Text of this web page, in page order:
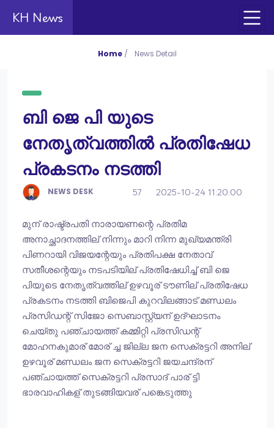
KH News
Home / News Detail
ബി ജെ പി യുടെ
നേതൃത്വത്തില്‍ പ്രതിഷേധ
പ്രകടനം നടത്തി
NEWS DESK 57 2025-10-24 11:20:00
മുന് രാഷ്ട്രപതി നാരായണന്റെ പ്രതിമ
അനാച്ഛാദനത്തില് നിന്നും മാറി നിന്ന മുഖ്യമന്ത്രി
പിണറായി വിജയന്റേയും പ്രതിപക്ഷ നേതാവ്
സതീശന്റെയും നടപടിയില് പ്രതിഷേധിച്ച് ബി ജെ
പിയുടെ നേതൃത്വത്തില് ഉഴവൂര് ടൗണില് പ്രതിഷേധ
പ്രകടനം നടത്തി ബിജെപി കുറവിലങ്ങാട് മണ്ഡലം
പ്രസിഡന്റ് സിജോ സെബാസ്റ്റ്യന് ഉദ്ഘാടനം
ചെയ്തു പഞ്ചായത്ത് കമ്മിറ്റി പ്രസിഡന്റ്
മോഹനകുമാര് മോര് ച്ച ജില്ല ജന സെക്രട്ടറി അനില്
ഉഴവൂര് മണ്ഡലം ജന സെക്രട്ടറി ജയചന്ദ്രന്
പഞ്ചായത്ത് സെക്രട്ടറി പ്രസാദ് പാര് ട്ടി
ഭാരവാഹികള് തുടങ്ങിയവര് പങ്കെടുത്തു